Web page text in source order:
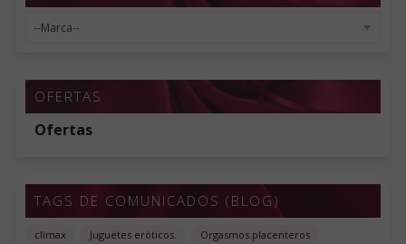
OFERTAS
Ofertas
TAGS DE COMUNICADOS (BLOG)
clímax Juguetes eróticos.
Orgasmos placenteros